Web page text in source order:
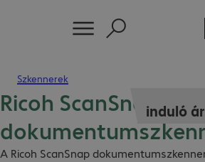
Szkennerek
Ricoh ScanSnap
A Ricoh ScanSnap
induló